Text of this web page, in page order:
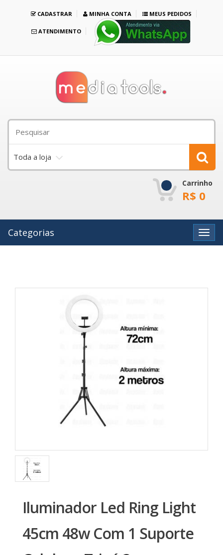
CADASTRAR MINHA CONTA MEUS PEDIDOS
ATENDIMENTO
Toda a loja
Carrinho
R$ 0
Categorias Ver
Iluminador Led Ring Light
45cm 48w Com 1 Suporte